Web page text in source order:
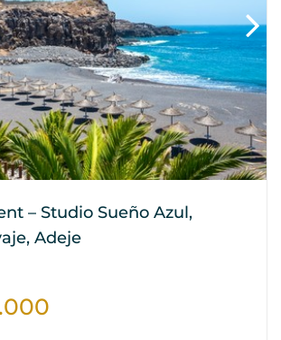
– Studio Sueño Azul,
Adeje